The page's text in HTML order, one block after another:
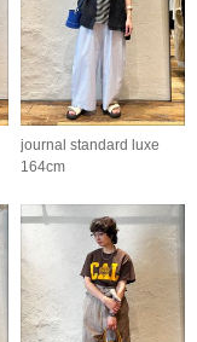
journal standard luxe
164cm